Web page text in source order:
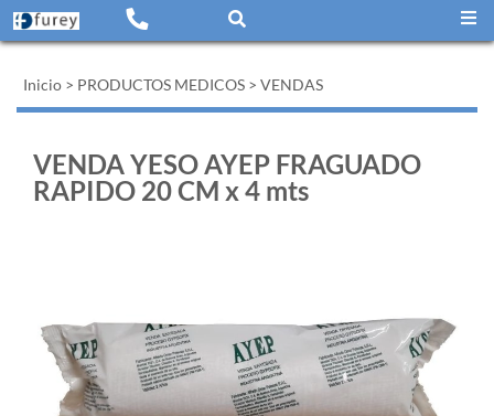
Inicio > PRODUCTOS MEDICOS > VENDAS
VENDA YESO AYEP FRAGUADO
RAPIDO 20 CM x 4 mts